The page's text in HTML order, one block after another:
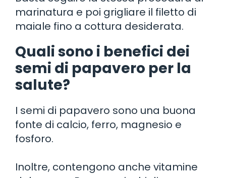
marinatura e poi grigliare il filetto di
maiale fino a cottura desiderata.
Quali sono i benefici dei
semi di papavero per la
salute?
I semi di papavero sono una buona
fonte di calcio, ferro, magnesio e
fosforo.
Inoltre, contengono anche vitamine